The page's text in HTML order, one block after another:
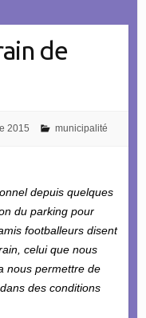
de
2015 municipalité
depuis quelques
du parking pour
footballeurs disent
celui que nous
nous permettre de
des conditions